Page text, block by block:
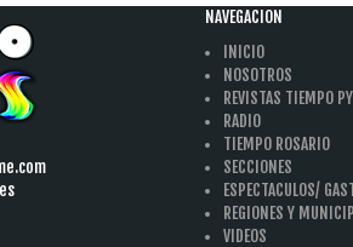
NAVEGACION
INICIO
NOSOTROS
REVISTAS TIEMPO
RADIO
TIEMPO ROSARIO
SECCIONES
ESPECTACULOS/
REGIONES Y
VIDEOS